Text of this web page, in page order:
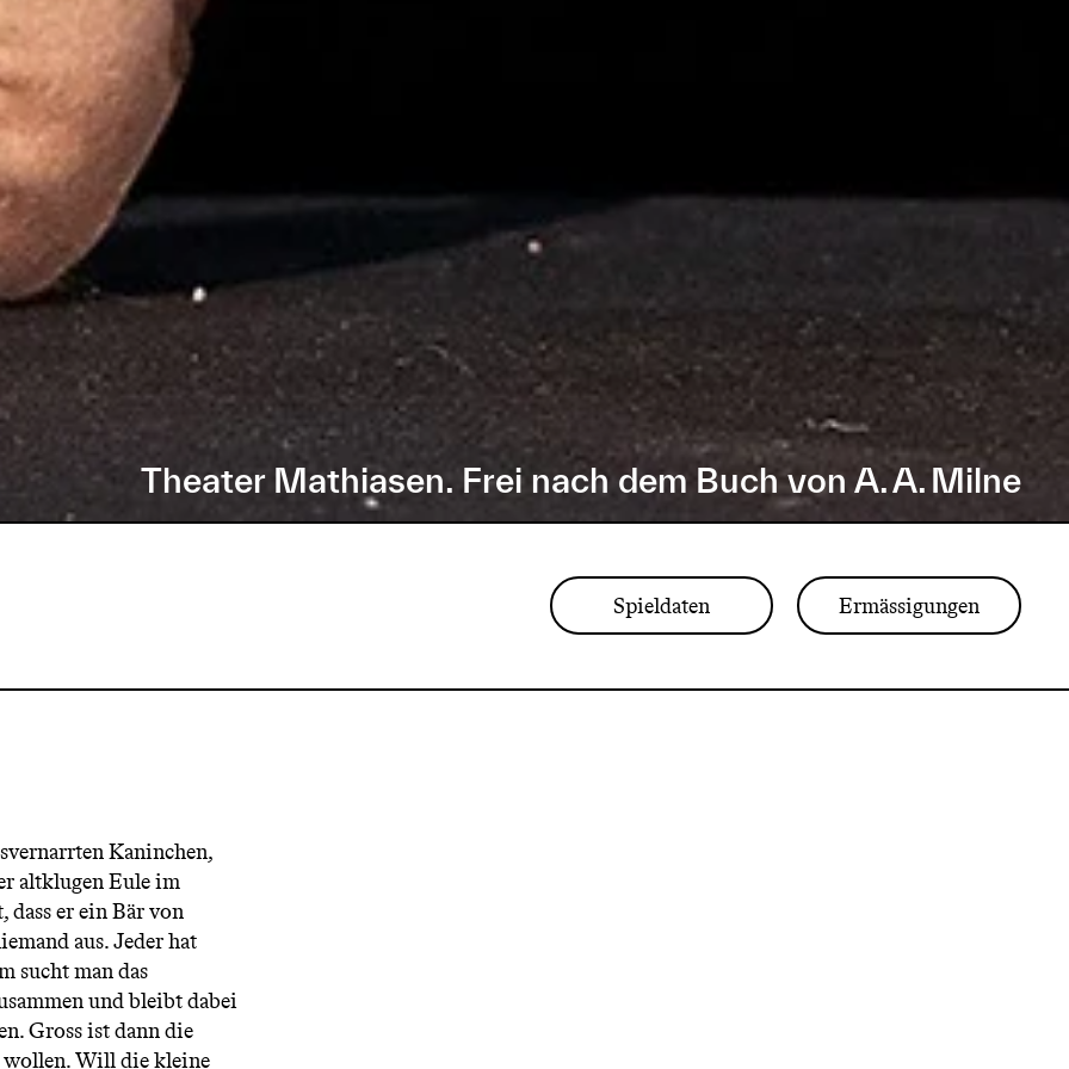
Theater Mathiasen. Frei nach dem Buch von A. A. Milne
Spieldaten Ermässigungen
Kaninchen,
altklugen Eule im
dass er ein Bär von
aus. Jeder hat
sucht man das
und bleibt dabei
Gross ist dann die
wollen. Will die kleine